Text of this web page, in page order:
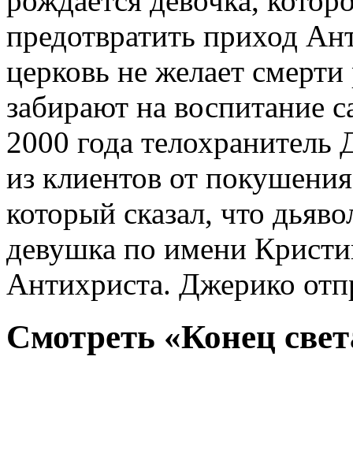
предотвратить приход
церковь не желает
забирают на воспитание
2000 года
из клиентов от
который сказал, что
девушка по имени
Антихриста. Джерико
Смотреть «Конец